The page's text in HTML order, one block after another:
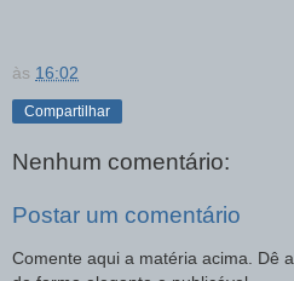
às 16:02
Compartilhar
Nenhum comentário:
Postar um comentário
Comente aqui a matéria acima. Dê